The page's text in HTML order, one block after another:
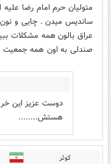
متولیان حرم امام رضا
ساندیس میدن . چایی و
عراق بالون همه مشکلات
صندلی به اون همه جمعیت
دوست عزیز این
هستش........
کوثر